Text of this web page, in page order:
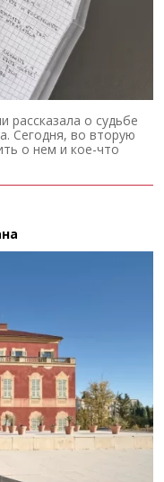
рассказала о судьбе
Сегодня, во вторую
о нем и кое-что